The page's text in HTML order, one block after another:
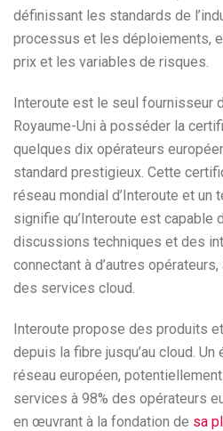
définissant les standards de
processus et les déploiements,
prix et les variables de risques.
Interoute est le seul fournisseur
Royaume-Uni à posséder la
quelques dix opérateurs
standard prestigieux. Cette
réseau mondial d’Interoute et un
signifie qu’Interoute est capable
discussions techniques et des
connectant à d’autres
des services cloud.
Interoute propose des produits
depuis la fibre jusqu’au cloud.
réseau européen,
services à 98% des opérateurs
en œuvrant à la fondation de sa